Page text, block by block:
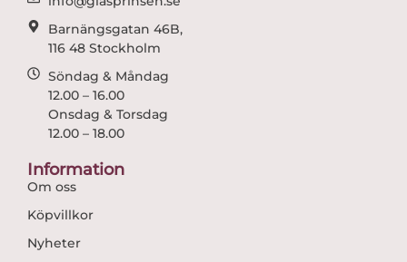
Barnängsgatan 46B,
116 48 Stockholm
Söndag & Måndag
12.00 – 16.00
Onsdag & Torsdag
12.00 – 18.00
Information
Om oss
Köpvillkor
Nyheter